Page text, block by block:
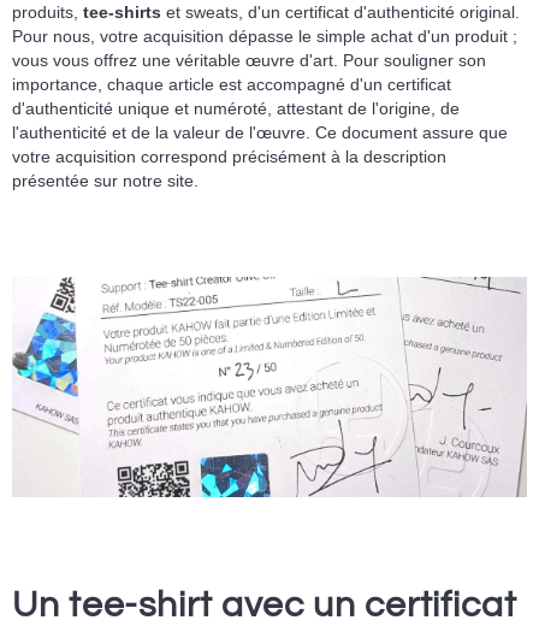
produits, tee-shirts et sweats , d'un certificat d'authenticité original.
Pour nous, votre acquisition dépasse le simple achat d'un produit ;
vous vous offrez une véritable œuvre d'art. Pour souligner son
importance, chaque article est accompagné d'un certificat
d'authenticité unique et numéroté, attestant de l'origine, de
l'authenticité et de la valeur de l'œuvre. Ce document assure que
votre acquisition correspond précisément à la description
présentée sur notre site.
Un tee-shirt avec un certificat